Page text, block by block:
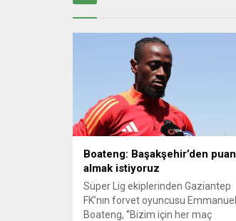
Boateng: Başakşehir’den puan
almak istiyoruz
Süper Lig ekiplerinden Gaziantep
FK’nın forvet oyuncusu Emmanuel
Boateng, ‘’Bizim için her maç